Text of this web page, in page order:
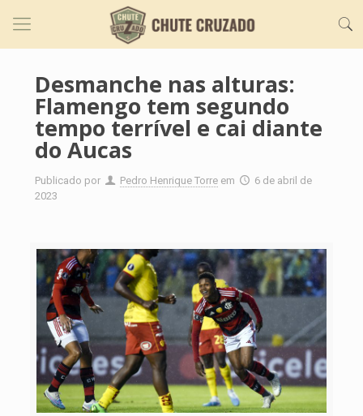
Desmanche nas alturas:
Flamengo tem segundo
tempo terrível e cai diante
do Aucas
Publicado por Pedro Henrique Torre em
6 de abril de
2023